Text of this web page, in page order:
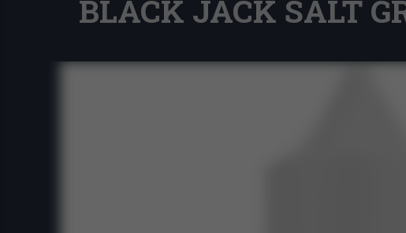
BLACK JACK SALT